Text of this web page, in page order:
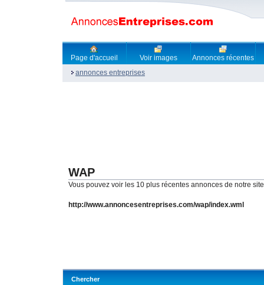
Page d'accueil Voir images
Annonces récentes
annonces entreprises
WAP
Vous pouvez voir les 10 plus récentes annonces de notre
http://www.annoncesentreprises.com/wap/index.wml
Chercher